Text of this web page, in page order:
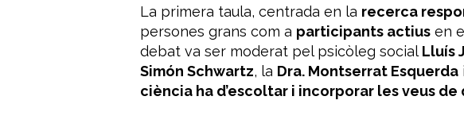
La primera taula, centrada en la recerca
persones grans com a participants actiusen
debat va ser moderat pel psicòleg socialLluís
Simón Schwartz, la Dra. Montserrat Esquerdai
ciència ha d’escoltar i incorporar les veus